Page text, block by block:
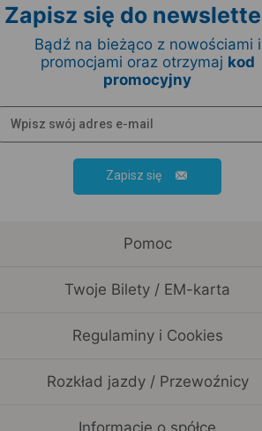
Zapisz się do
Bądź na bieżąco z nowościami i
promocjami oraz otrzymaj kod
promocyjny
Zapisz się
Pomoc
Twoje Bilety / EM-karta
Regulaminy i Cookies
Rozkład jazdy / Przewoźnicy
Informacje o spółce